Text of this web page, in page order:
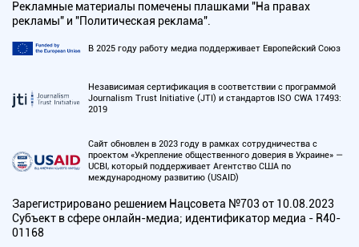
Рекламные материалы помечены плашками "На правах
рекламы" и "Политическая реклама".
В 2025 году работу медиа поддерживает Европейский Союз
Независимая сертификация в соответствии с программой
Journalism Trust Initiative (JTI) и стандартов ISO CWA 17493:
2019
Сайт обновлен в 2023 году в рамках сотрудничества с
проектом «Укрепление общественного доверия в Украине» —
UCBI, который поддерживает Агентство США по
международному развитию (USAID)
Зарегистрировано решением Нацсовета №703 от 10.08.2023
Субъект в сфере онлайн-медиа; идентификатор медиа - R40-
01168